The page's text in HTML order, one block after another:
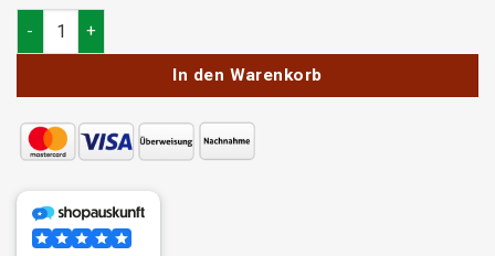
Bulldog Clipper 420 Botanic Edition Menge
In den Warenkorb